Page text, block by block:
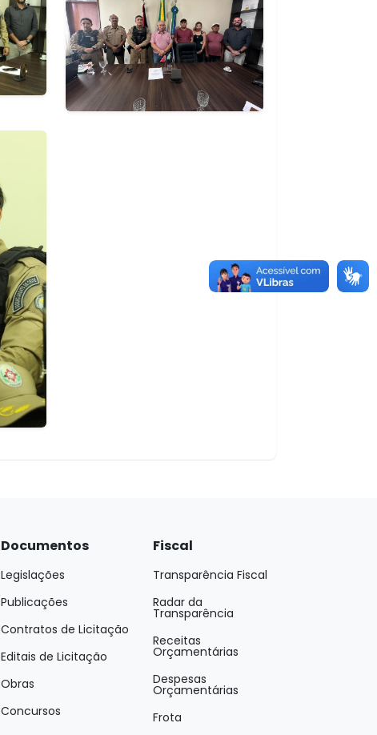
Documentos
Legislações
Publicações
Contratos de Licitação
Editais de Licitação
Obras
Concursos
Fiscal
Transparência Fiscal
Radar da
Transparência
Receitas
Orçamentárias
Despesas
Orçamentárias
Frota